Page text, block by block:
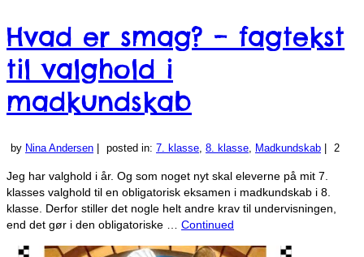
Hvad er smag? – fagtekst
til valghold i
madkundskab
by Nina Andersen | posted in: 7. klasse 8. klasse Madkundskab | 2
Jeg har valghold i år. Og som noget nyt skal eleverne på mit 7.
klasses valghold til en obligatorisk eksamen i madkundskab i 8.
klasse. Derfor stiller det nogle helt andre krav til undervisningen,
end det gør i den obligatoriske … Continued